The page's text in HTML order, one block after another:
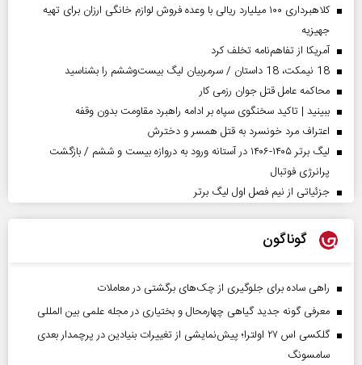
کلاهبرداری ۱۰۰ میلیارد ریالی با وعده فروش لوازم خانگی ارزان برای تهیه
جهیزیه
آمریکا از تفاهم‌نامه تخلف کرد
18 نیمکت، 18 داستان / سرمربیان لیگ بیست‌وششم را بشناسید
محاکمه عامل قتل جوان رزمی کار
ببینید | تاکید سخنگوی سپاه بر ادامه راهبرد مقاومت بدون وقفه
اعتراف مرد خونسرد به قتل همسر و دخترش
لیگ برتر ۱۴۰۵-۱۴۰۶ در آستانه ورود به دروازه بیست و ششم / بازگشت
پرانرژی فوتبال
جزئیاتی از نیم فصل اول لیگ برتر
گوناگون
راهی ساده برای جلوگیری از چک‌های برگشتی در معاملات
معرفی گونه جدید گیاهی چهارمحال و بختیاری در مجله علمی بین المللی
گلکسی اس ۲۷ اولترا؛ پیش‌نمایشی از تغییرات بنیادین در پرچمدار بعدی
سامسونگ